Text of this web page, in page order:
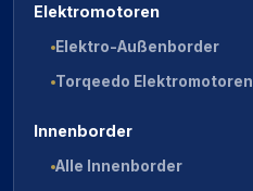
Elektromotoren
Elektro-Außenborder
Torqeedo Elektromotoren
Innenborder
Alle Innenborder